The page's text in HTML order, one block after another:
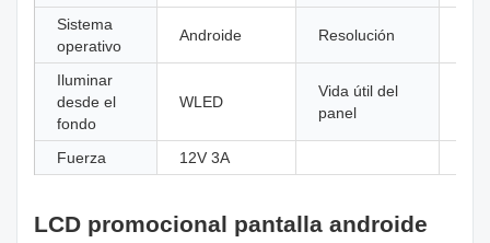
Sistema
operativo
Androide Resolución
Iluminar
desde el
fondo
WLED
Vida útil del
panel
Fuerza 12V 3A
LCD promocional pantalla androide